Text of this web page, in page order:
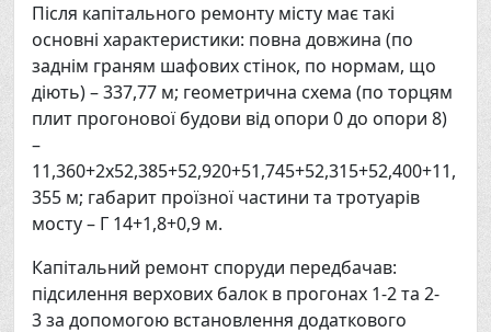
Після капітального ремонту місту має такі
основні характеристики: повна довжина (по
заднім граням шафових стінок, по нормам, що
діють) – 337,77 м; геометрична схема (по торцям
плит прогонової будови від опори 0 до опори 8)
–
11,360+2х52,385+52,920+51,745+52,315+52,400+11,
355 м; габарит проїзної частини та тротуарів
мосту – Г 14+1,8+0,9 м.
Капітальний ремонт споруди передбачав:
підсилення верхових балок в прогонах 1-2 та 2-
3 за допомогою встановлення додаткового